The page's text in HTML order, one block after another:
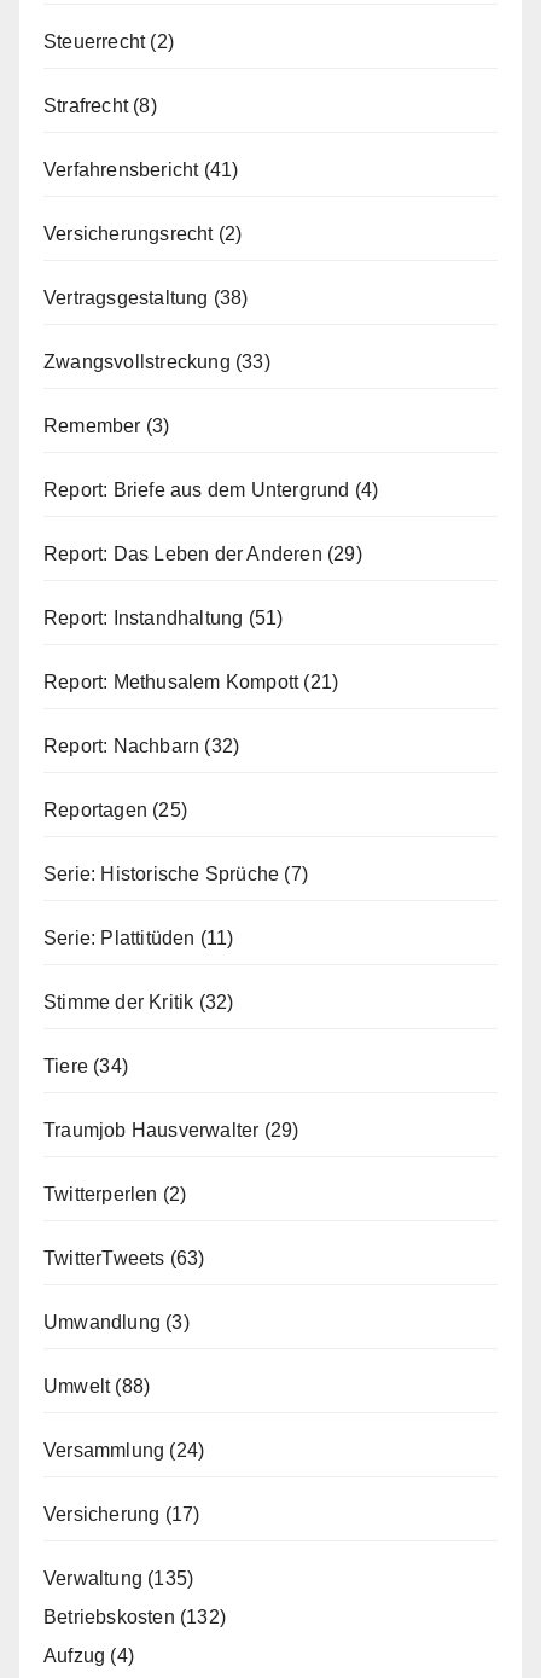
Steuerrecht(2)
Strafrecht(8)
Verfahrensbericht(41)
Versicherungsrecht(2)
Vertragsgestaltung (38)
Zwangsvollstreckung (33)
Remember (3)
Report: Briefe aus dem Untergrund (4)
Report: Das Leben der Anderen (29)
Report: Instandhaltung (51)
Report: Methusalem Kompott(21)
Report: Nachbarn (32)
Reportagen (25)
Serie: Historische Sprüche (7)
Serie: Plattitüden (11)
Stimme der Kritik (32)
Tiere (34)
Traumjob Hausverwalter (29)
Twitterperlen (2)
TwitterTweets (63)
Umwandlung (3)
Umwelt(88)
Versammlung (24)
Versicherung (17)
Verwaltung (135)
Betriebskosten (132)
Aufzug (4)